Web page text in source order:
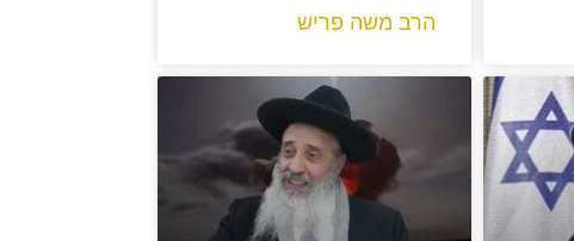
הרב משה פריש